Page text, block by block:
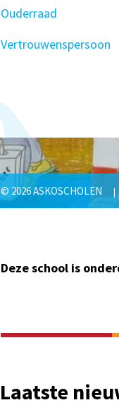
Ouderraad
Vertrouwenspersoon
© 2026 ASKOSCHOLEN |
Deze school is
Laatste